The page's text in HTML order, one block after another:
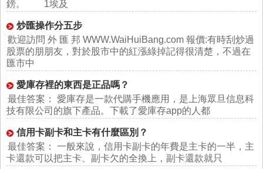
鎊。 1埃及
炒匯操作分五步
歡迎訪問 外 匯 邦 WWW.WaiHuiBang.com 報價:有時刮炒過
股票的朋朋友，對於股市中的紅漲綠掉記得很清楚，不過在
匯市中
愛庫存裡的東西是正品嗎？
最佳答案： 愛庫存是一款代購手機應用，是上海眾旦信息科
技有限公司的旗下產品。下載了愛庫存app的人都
信用卡副卡和主卡有什麼區別？
最佳答案： 一般來說，信用卡副卡的年費是主卡的一半，主
卡還款可以把主卡、副卡欠的全換上，副卡還款就只